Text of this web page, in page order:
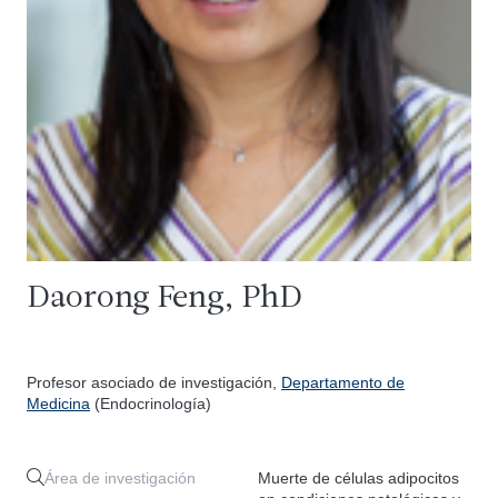
Daorong Feng, PhD
Profesor asociado de investigación, Departamento de
Medicina (Endocrinología)
Área de investigación
Muerte de células adipocitos